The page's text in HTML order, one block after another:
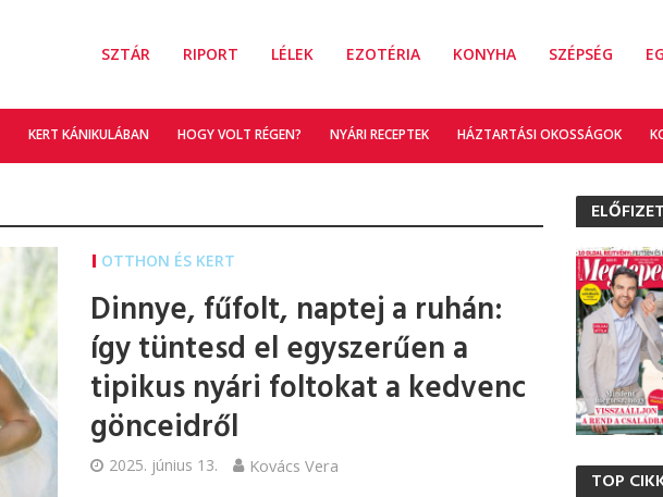
SZTÁR RIPORT LÉLEK EZOTÉRIA KONYHA SZÉPSÉG
KERT KÁNIKULÁBAN HOGY VOLT RÉGEN? NYÁRI RECEPTEK HÁZTARTÁSI OKOSSÁGOK
OTTHON ÉS KERT
Dinnye, fűfolt, naptej a ruhán:
így tüntesd el egyszerűen a
tipikus nyári foltokat a kedvenc
gönceidről
2025. június 13. Kovács Vera
TOP